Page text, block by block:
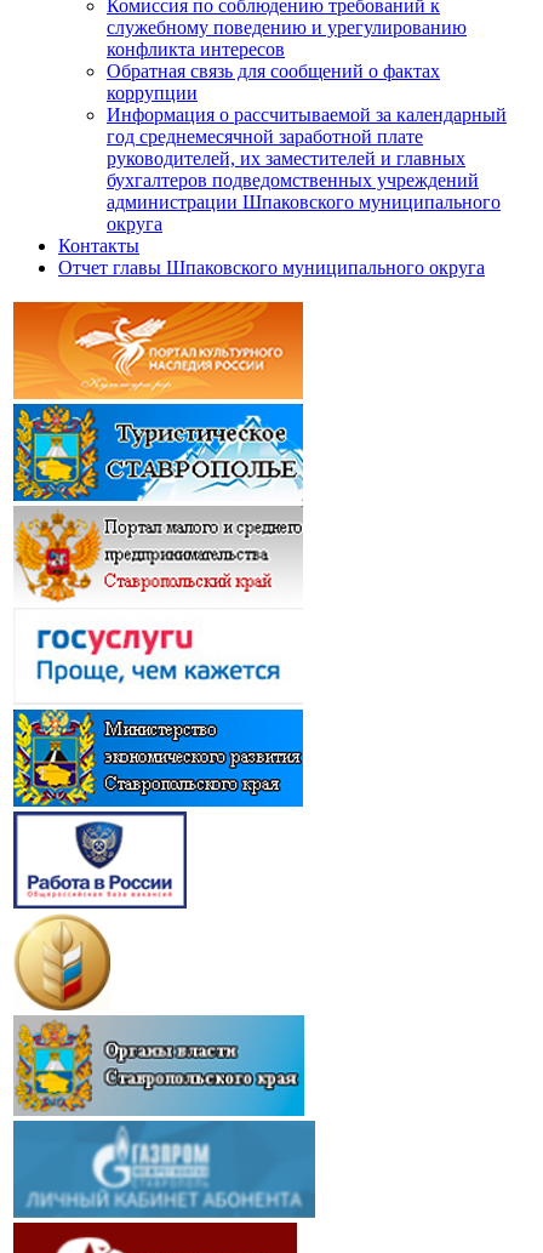
Комиссия по соблюдению требований к
служебному поведению и урегулированию
конфликта интересов
Обратная связь для сообщений о фактах
коррупции
Информация о рассчитываемой за календарный
год среднемесячной заработной плате
руководителей, их заместителей и главных
бухгалтеров подведомственных учреждений
администрации Шпаковского муниципального
округа
Контакты
Отчет главы Шпаковского муниципального округа